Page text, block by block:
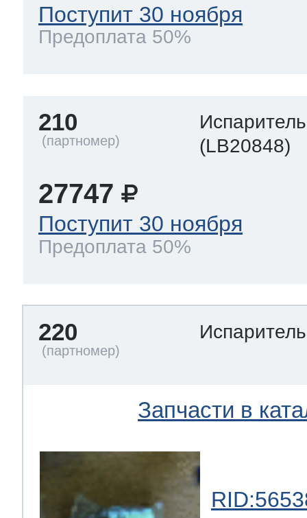
Поступит 30 ноября
Предоплата 50%
210
(LB20848)
27747
Поступит 30 ноября
Предоплата 50%
220
Запчасти в